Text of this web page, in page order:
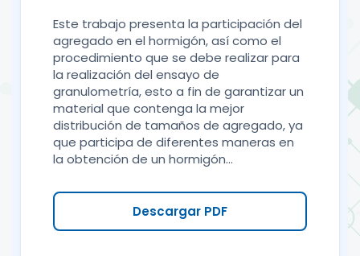
Este trabajo presenta la participación del
agregado en el hormigón, así como el
procedimiento que se debe realizar para
la realización del ensayo de
granulometría, esto a fin de garantizar un
material que contenga la mejor
distribución de tamaños de agregado, ya
que participa de diferentes maneras en
la obtención de un hormigón...
Descargar PDF